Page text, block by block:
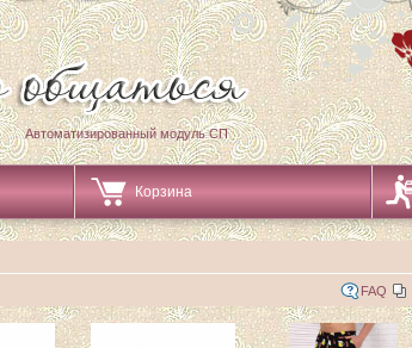
Автоматизированный модуль СП
Корзина
FAQ